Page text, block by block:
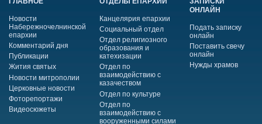
Новости
Набережночелнинской
епархии
Комментарий дня
Публикации
Жития святых
Новости митрополии
Церковные новости
Фоторепортажи
Видеосюжеты
Канцелярия епархии
Социальный отдел
Отдел религиозного
образования и
катехизации
Отдел по
взаимодействию с
казачеством
Отдел по культуре
Отдел по
взаимодействию с
вооруженными силами
ОНЛАЙН
Подать записку
онлайн
Поставить свечу
онлайн
Нужды храмов